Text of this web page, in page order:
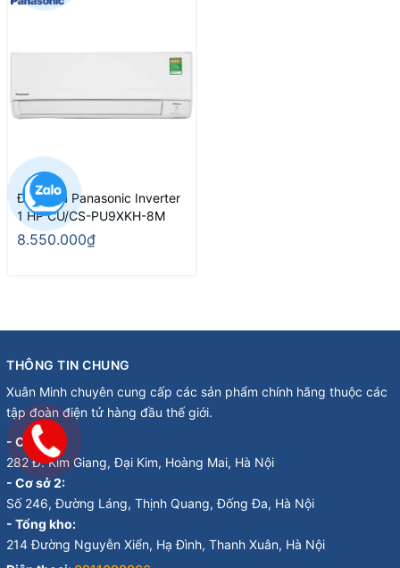
Điều hòa Panasonic Inverter
1 HP CU/CS-PU9XKH-8M
8.550.000₫
THÔNG TIN CHUNG
Xuân Minh chuyên cung cấp các sản phẩm chính hãng thuộc các
tập đoàn điện tử hàng đầu thế giới.
- Cơ sở 1:
282 Đ. Kim Giang, Đại Kim, Hoàng Mai, Hà Nội
- Cơ sở 2:
Số 246, Đường Láng, Thịnh Quang, Đống Đa, Hà Nội
- Tổng kho:
214 Đường Nguyễn Xiển, Hạ Đình, Thanh Xuân, Hà Nội